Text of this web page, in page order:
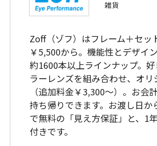
雑貨
Zoff（ゾフ）はフレーム＋セッ
￥5,500から。機能性とデザイ
約1600本以上ラインナップ。
ラーレンズを組み合わせ、オ
（追加料金￥3,300～）。お会
持ち帰りできます。お渡し日
で無料の「見え方保証」と、1
付きです。